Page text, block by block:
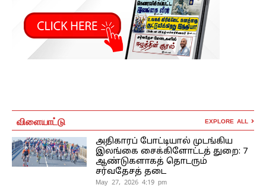
விளையாட்டு EXPLORE ALL
அதிகாரப் போட்டியால் முடங்கிய
இலங்கை சைக்கிளோட்டத் துறை: 7
ஆண்டுகளாகத் தொடரும்
சர்வதேசத் தடை
May 27, 2026 4:19 pm